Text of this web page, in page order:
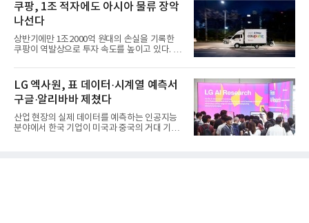
쿠팡, 1조 적자에도 아시아 물류 장악
나선다
상반기에만 1조2000억 원대의 손실을 기록한
쿠팡이 역발상으로 투자 속도를 높이고 있다. 이
LG 엑사원, 표 데이터·시계열 예측서
구글·알리바바 제쳤다
산업 현장의 실제 데이터를 예측하는 인공지능
분야에서 한국 기업이 미국과 중국의 거대 기술